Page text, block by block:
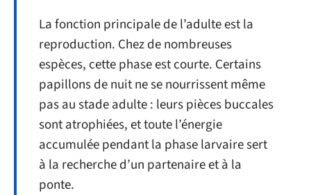
La fonction principale de l’adulte est la
reproduction. Chez de nombreuses
espèces, cette phase est courte. Certains
papillons de nuit ne se nourrissent même
pas au stade adulte : leurs pièces buccales
sont atrophiées, et toute l’énergie
accumulée pendant la phase larvaire sert
à la recherche d’un partenaire et à la
ponte.